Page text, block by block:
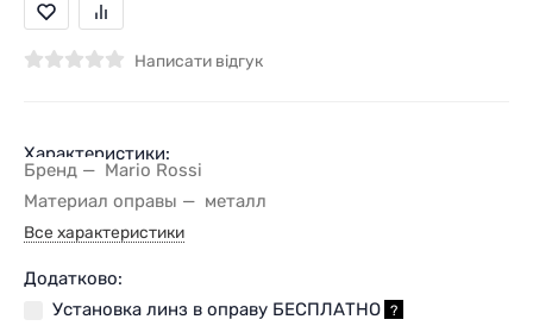
Написати відгук
Характеристики:
Бренд
Mario Rossi
Материал оправы
металл
Все характеристики
Додатково:
Установка линз в оправу БЕСПЛАТНО ?